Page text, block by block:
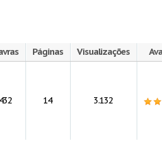
Páginas Visualizações
14 3.132